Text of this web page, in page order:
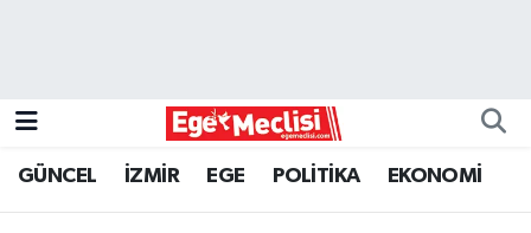
GÜNCEL İZMİR EGE POLİTİKA EKONOMİ
GÜNCEL